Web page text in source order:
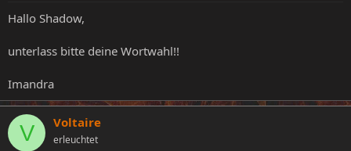
Hallo Shadow,
unterlass bitte deine Wortwahl!!
Imandra
V Voltaire
erleuchtet